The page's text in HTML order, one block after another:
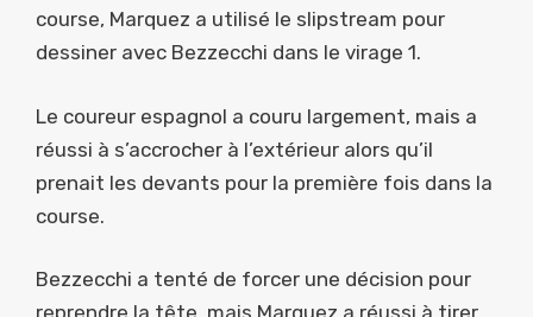
course, Marquez a utilisé le slipstream pour
dessiner avec Bezzecchi dans le virage 1.
Le coureur espagnol a couru largement, mais a
réussi à s’accrocher à l’extérieur alors qu’il
prenait les devants pour la première fois dans la
course.
Bezzecchi a tenté de forcer une décision pour